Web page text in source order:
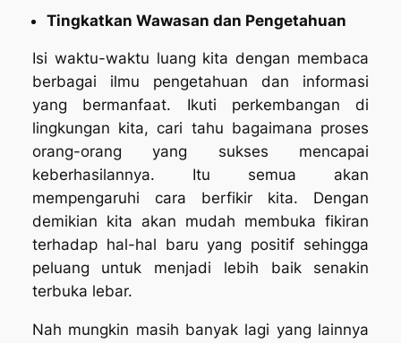
Tingkatkan Wawasan dan Pengetahuan
Isi waktu-waktu luang kita dengan membaca
berbagai ilmu pengetahuan dan informasi
yang bermanfaat. Ikuti perkembangan di
lingkungan kita, cari tahu bagaimana proses
orang-orang yang sukses mencapai
keberhasilannya. Itu semua akan
mempengaruhi cara berfikir kita. Dengan
demikian kita akan mudah membuka fikiran
terhadap hal-hal baru yang positif sehingga
peluang untuk menjadi lebih baik senakin
terbuka lebar.
Nah mungkin masih banyak lagi yang lainnya